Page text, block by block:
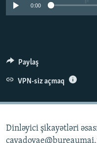
İNFOQRAFIKA
AZƏRBAYCAN ƏDƏBIYYATI
MISSIYAMIZ
AZADLIQRADIOSU MOBIL
BIZIMLƏ ƏLAQƏ
BIZI IZLƏ
RFE/RL-in bütün
0:00
Paylaş
VPN-siz açmaq
Dinləyici şikayətləri